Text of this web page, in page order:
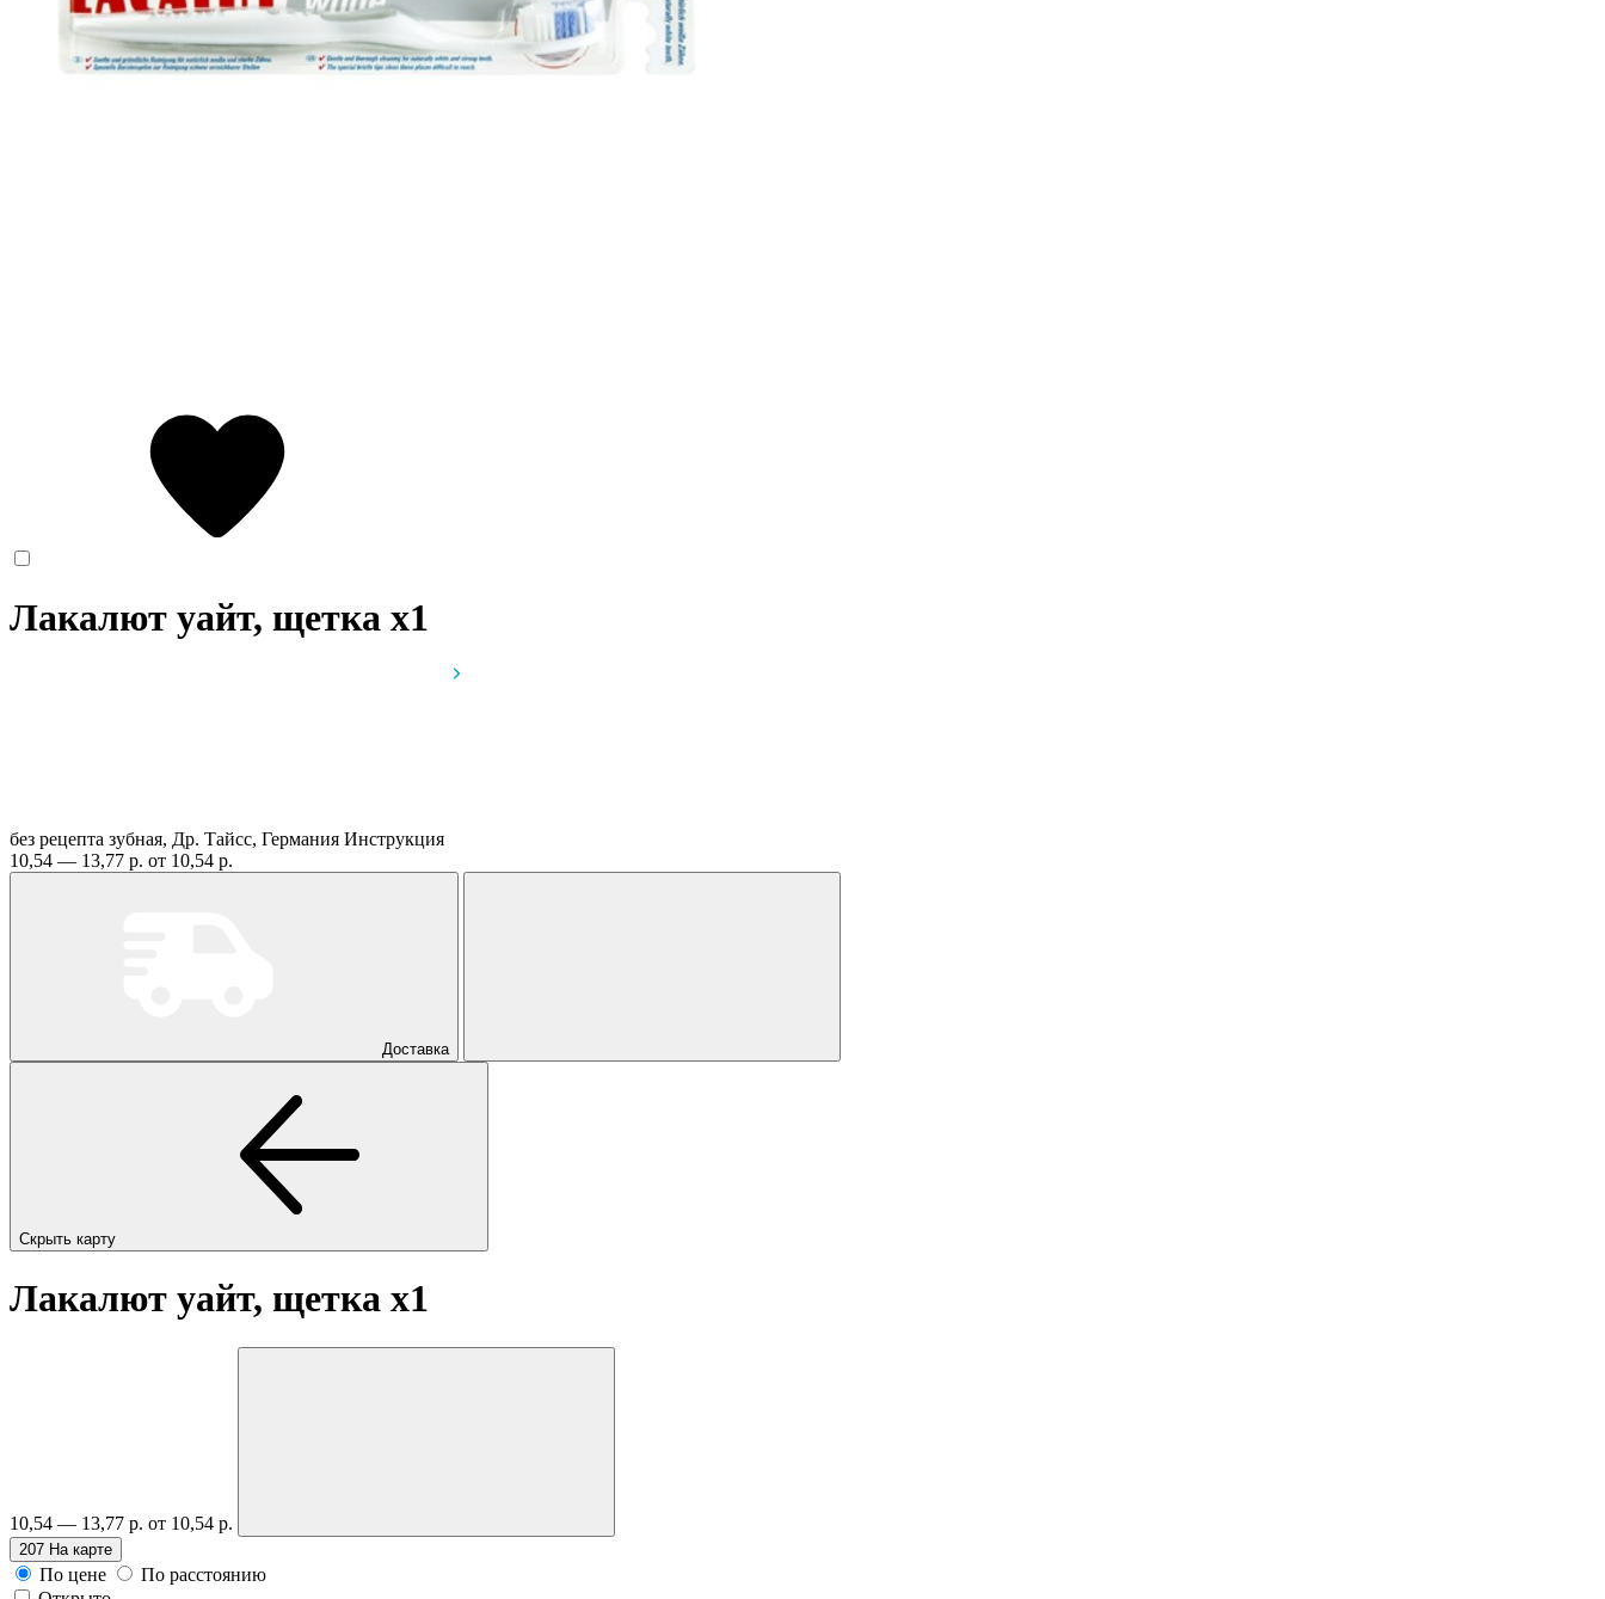
Лакалют уайт, щетка x1
без рецепта зубная, Др. Тайсс, Германия Инструкция
10,54 — 13,77 р. от 10,54 р.
Доставка
Скрыть карту
Лакалют уайт, щетка x1
10,54 — 13,77 р. от 10,54 р.
207 На карте
По цене
По расстоянию